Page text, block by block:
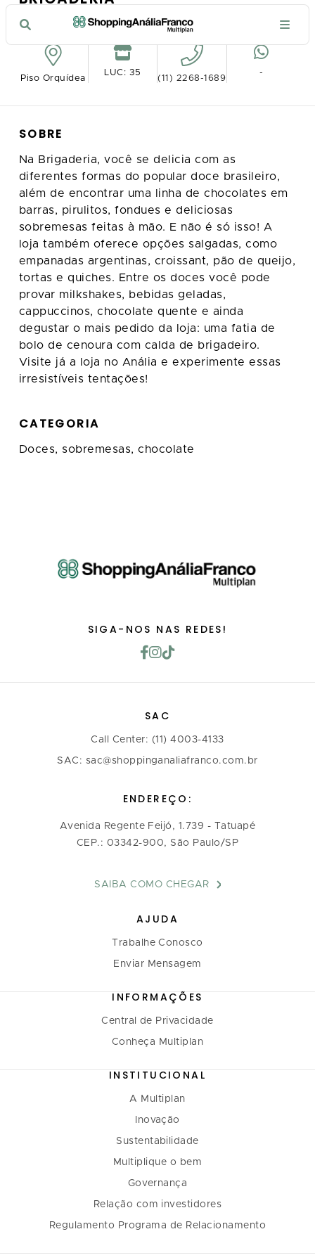
VER NO MAPA
Piso Orquídea
LUC: 35
(11) 2268-1689
-
SOBRE
Na Brigaderia, você se delicia com as
diferentes formas do popular doce brasileiro,
além de encontrar uma linha de chocolates em
barras, pirulitos, fondues e deliciosas
sobremesas feitas à mão. E não é só isso! A
loja também oferece opções salgadas, como
empanadas argentinas, croissant, pão de queijo,
tortas e quiches. Entre os doces você pode
provar milkshakes, bebidas geladas,
cappuccinos, chocolate quente e ainda
degustar o mais pedido da loja: uma fatia de
bolo de cenoura com calda de brigadeiro.
Visite já a loja no Anália e experimente essas
irresistíveis tentações!
CATEGORIA
Doces, sobremesas, chocolate
SIGA-NOS NAS REDES!
SAC
Call Center: (11) 4003-4133
SAC: sac@shoppinganaliafranco.com.br
ENDEREÇO:
Avenida Regente Feijó, 1.739 - Tatuapé
CEP.: 03342-900, São Paulo/SP
SAIBA COMO CHEGAR
AJUDA
Trabalhe Conosco
Enviar Mensagem
INFORMAÇÕES
Central de Privacidade
Conheça Multiplan
INSTITUCIONAL
A Multiplan
Inovação
Sustentabilidade
Multiplique o bem
Governança
Relação com investidores
Regulamento Programa de Relacionamento